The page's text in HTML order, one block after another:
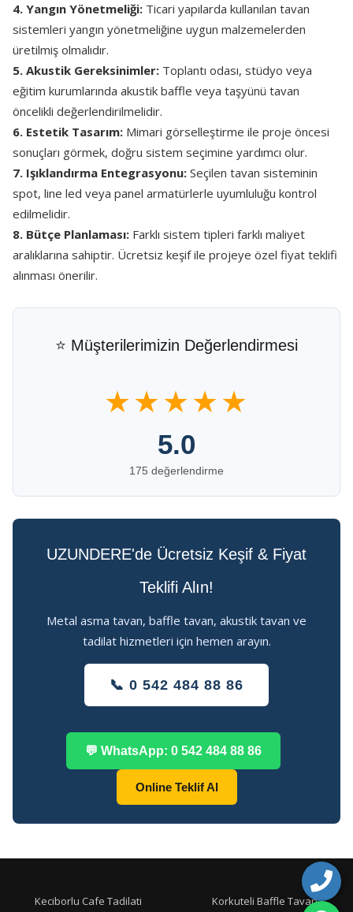
4. Yangın Yönetmeliği: Ticari yapılarda kullanılan tavan
sistemleri yangın yönetmeliğine uygun malzemelerden
üretilmiş olmalıdır.
5. Akustik Gereksinimler: Toplantı odası, stüdyo veya
eğitim kurumlarında akustik baffle veya taşyünü tavan
öncelikli değerlendirilmelidir.
6. Estetik Tasarım: Mimari görselleştirme ile proje öncesi
sonuçları görmek, doğru sistem seçimine yardımcı olur.
7. Işıklandırma Entegrasyonu: Seçilen tavan sisteminin
spot, line led veya panel armatürlerle uyumluluğu kontrol
edilmelidir.
8. Bütçe Planlaması: Farklı sistem tipleri farklı maliyet
aralıklarına sahiptir. Ücretsiz keşif ile projeye özel fiyat teklifi
alınması önerilir.
⭐ Müşterilerimizin Değerlendirmesi
★★★★★
5.0
175 değerlendirme
UZUNDERE'de Ücretsiz Keşif & Fiyat
Teklifi Alın!
Metal asma tavan, baffle tavan, akustik tavan ve
tadilat hizmetleri için hemen arayın.
📞 0 542 484 88 86
💬 WhatsApp: 0 542 484 88 86
Online Teklif Al
Keciborlu Cafe Tadilati Korkuteli Baffle Tavan